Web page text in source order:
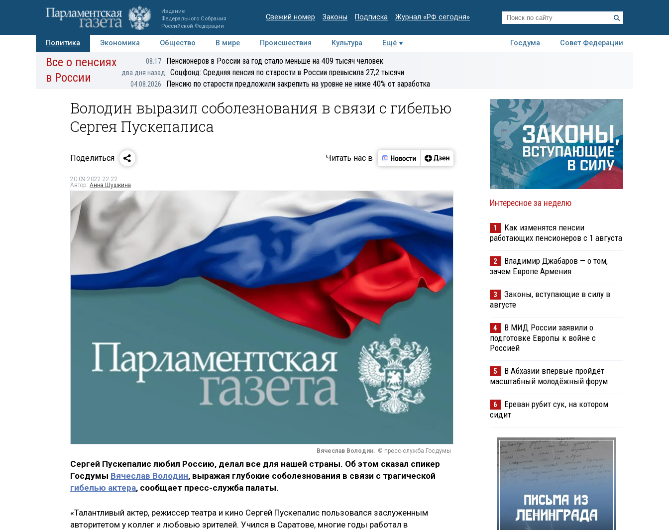
Издание
Федерального Собрания
Российской Федерации
Свежий номер Законы Подписка Журнал «РФ сегодня»
Политика Экономика Общество В мире Происшествия Культура Ещё Госдума
Совет Федерации
Авторы Персоны Мнения Регионы Медиацентр Интервью Колумнисты
Все о пенсиях
в России
08:17 Пенсионеров в России за год стало меньше на 409 тысяч человек
два дня назад Соцфонд: Средняя пенсия по старости в России превысила 27,2 тысячи
04.08.2026 Пенсию по старости предложили закрепить на уровне не ниже 40% от заработка
Володин выразил соболезнования в связи с гибелью
Сергея Пускепалиса
Поделиться Читать нас в
20.09.2022 22:22
Автор: Анна Шушкина
Вячеслав Володин. © пресс-служба Госдумы
Сергей Пускепалис любил Россию, делал все для нашей страны. Об этом сказал спикер
Госдумы Вячеслав Володин, выражая глубокие соболезнования в связи с трагической
гибелью актера, сообщает пресс-служба палаты.
«Талантливый актер, режиссер театра и кино Сергей Пускепалис пользовался заслуженным
авторитетом у коллег и любовью зрителей. Учился в Саратове, многие годы работал в
Интересное за неделю
1
Как изменятся пенсии
работающих пенсионеров с 1 августа
2
Владимир Джабаров — о том,
зачем Европе Армения
3
Законы, вступающие в силу в
августе
4
В МИД России заявили о
подготовке Европы к войне с
Россией
5
В Абхазии впервые пройдёт
масштабный молодёжный форум
6
Ереван рубит сук, на котором
сидит